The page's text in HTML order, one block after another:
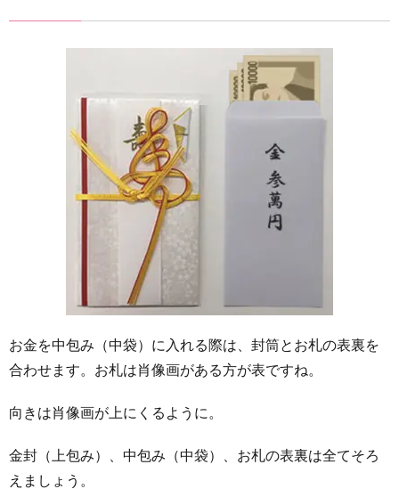
お金を中包み（中袋）に入れる際は、封筒とお札の表裏を
合わせます。お札は肖像画がある方が表ですね。
向きは肖像画が上にくるように。
金封（上包み）、中包み（中袋）、お札の表裏は全てそろ
えましょう。